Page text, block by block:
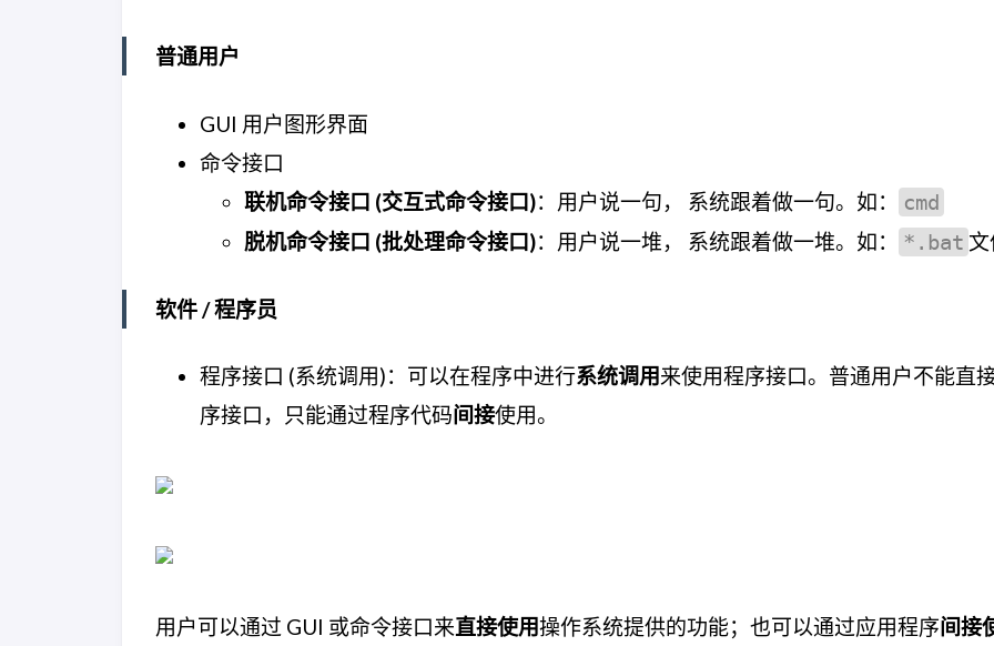
普通用户
GUI 用户图形界面
命令接口
联机命令接口 (交互式命令接口)：用户说一句， 系统跟着做一句。如： cmd
脱机命令接口 (批处理命令接口)：用户说一堆， 系统跟着做一堆。如： *.bat
软件 / 程序员
程序接口 (系统调用)：可以在程序中进行系统调用来使用程序接口。普通用户不能直
序接口，只能通过程序代码间接使用。
用户可以通过 GUI 或命令接口来直接使用操作系统提供的功能；也可以通过应用程序间接